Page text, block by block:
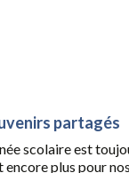
partagés
scolaire est
plus pour